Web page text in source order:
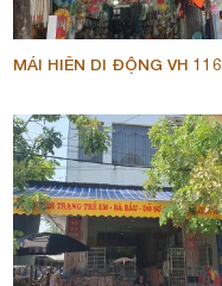
MÁI HIÊN DI ĐỘNG VH 116